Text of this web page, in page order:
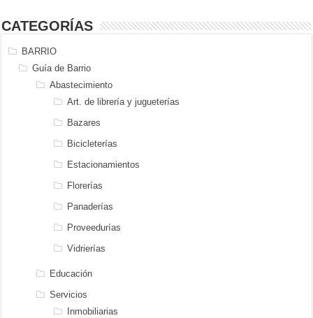
CATEGORÍAS
BARRIO
Guía de Barrio
Abastecimiento
Art. de librería y jugueterías
Bazares
Bicicleterías
Estacionamientos
Florerías
Panaderías
Proveedurías
Vidrierías
Educación
Servicios
Inmobiliarias